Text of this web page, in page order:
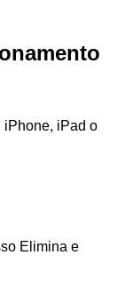
iPhone, iPad o
Elimina e